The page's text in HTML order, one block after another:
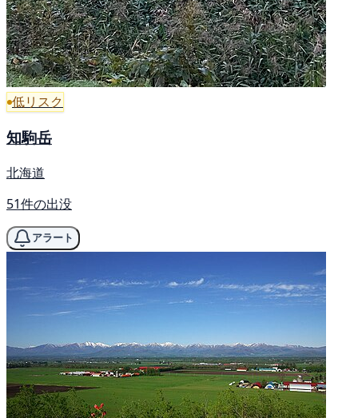
低リスク
知駒岳
北海道
51件の出没
アラート